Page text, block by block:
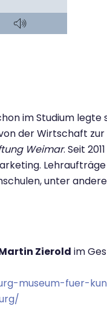
im Studium legte
der Wirtschaft zur
Weimar. Seit
unter
Zierold im
museum-fuer-